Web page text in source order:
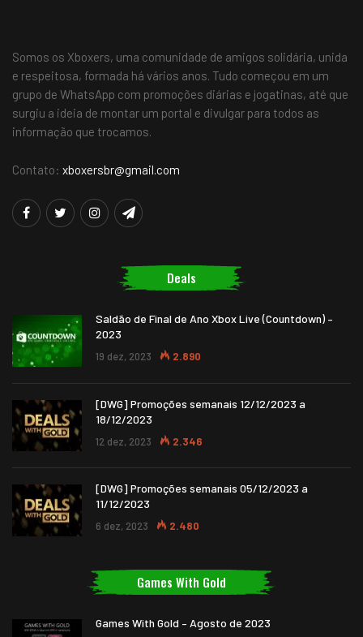
Somos os Xboxers, uma comunidade de amigos solidária, unida
e respeitosa, formada há vários anos. Tudo começou em um
grupo de WhatsApp com promoções diárias e jogatinas, até que
surgiu a ideia de montar um portal e divulgar para todos as
informação que trocamos.
Contato: xboxersbr@gmail.com
Deals
Saldão de Final de Ano Xbox Live (Countdown) –
2023
19 dez, 2023 2.890
[DWG] Promoções semanais 12/12/2023 a
18/12/2023
12 dez, 2023 2.346
[DWG] Promoções semanais 05/12/2023 a
11/12/2023
6 dez, 2023 2.480
Games With Gold
Games With Gold – Agosto de 2023